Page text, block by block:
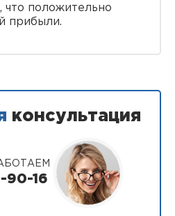
что положительно
прибыли.
консультация
90-16